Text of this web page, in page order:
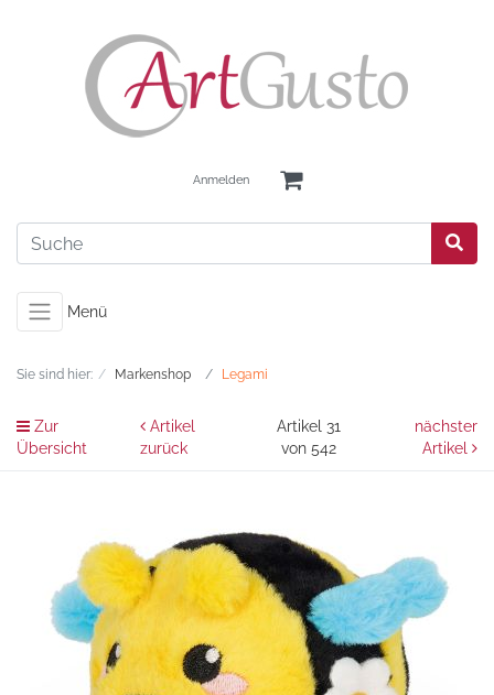
Anmelden
Menü
Sie sind hier: Markenshop Legami
Zur
Übersicht
Artikel
zurück
Artikel 31
von 542
nächster
Artikel